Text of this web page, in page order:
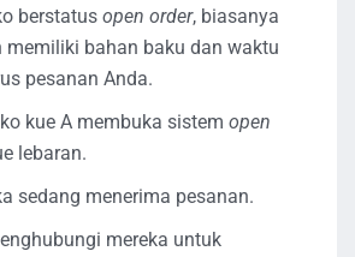
berstatus open order, biasanya
memiliki bahan baku dan waktu
pesanan Anda.
kue A membuka sistem open
lebaran.
sedang menerima pesanan.
mereka untuk